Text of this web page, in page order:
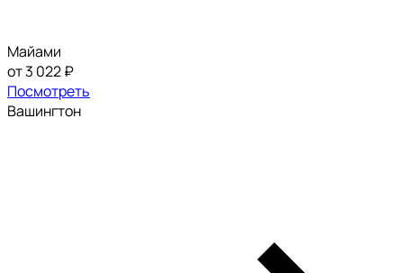
Майами
от 3 022 ₽
Посмотреть
Вашингтон